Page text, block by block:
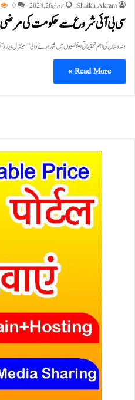
Shaikh Akram فروری 26, 2024 0
سی بی آئی شروع سے حکومت کی
ہندوستان کی اہم تحقیقاتی ایجنسیوں میں شمار ہونے والی ’’سینٹرل
Read More »